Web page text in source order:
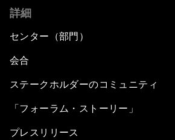
詳細
センター（部門）
会合
ステークホルダーのコミュニティ
「フォーラム・ストーリー」
プレスリリース